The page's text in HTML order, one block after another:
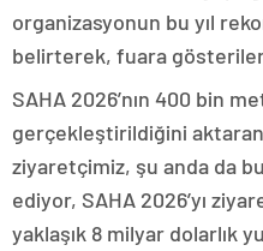
organizasyonun bu yıl
belirterek, fuara
SAHA 2026’nın 400 bin
gerçekleştirildiğini
ziyaretçimiz, şu anda da
ediyor, SAHA 2026’yı
yaklaşık 8 milyar dolarlık